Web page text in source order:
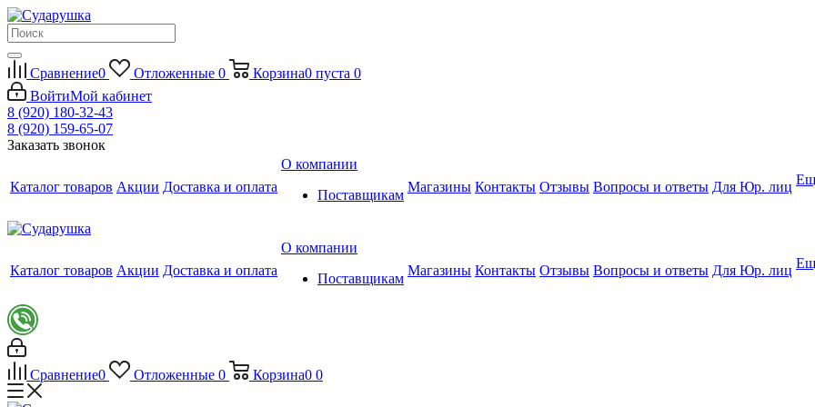
Сравнение0 Отложенные 0 Корзина0 пуста 0
ВойтиМой кабинет
8 (920) 180-32-43
8 (920) 159-65-07
Заказать звонок
Каталог товаров Акции Доставка и оплата
О компании
Поставщикам
Магазины Контакты Отзывы Вопросы и ответы Для Юр. лиц
Каталог товаров Акции Доставка и оплата
О компании
Поставщикам
Магазины Контакты Отзывы Вопросы и ответы Для Юр. лиц
Сравнение0 Отложенные 0 Корзина0 0